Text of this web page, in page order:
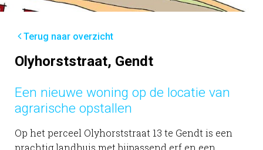
Terug naar overzicht
Olyhorststraat, Gendt
Een nieuwe woning op de locatie van
agrarische opstallen
Op het perceel Olyhorststraat 13 te Gendt is een
prachtig landhuis met bijpassend erf en een